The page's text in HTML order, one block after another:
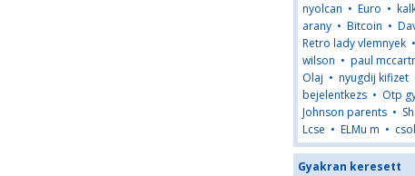
nyolcan • Euro •
arany • Bitcoin •
Retro lady vlemnyek •
wilson • paul
Olaj • nyugdij kifizet
bejelentkezs • Otp
Johnson parents •
Lcse • ELMu m •
Gyakran keresett